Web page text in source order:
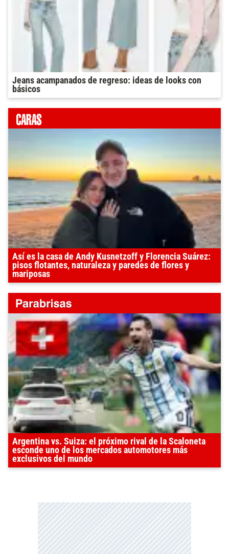
Jeans acampanados de regreso: ideas de looks con
básicos
Así es la casa de Andy Kusnetzoff y Florencia Suárez:
pisos flotantes, naturaleza y paredes de flores y
mariposas
Argentina vs. Suiza: el próximo rival de la Scaloneta
esconde uno de los mercados automotores más
exclusivos del mundo